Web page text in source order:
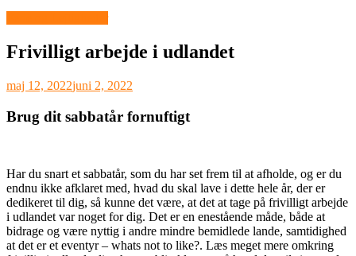
Frivilligt arbejde i udlandet
maj 12, 2022juni 2, 2022
Brug dit sabbatår fornuftigt
Har du snart et sabbatår, som du har set frem til at afholde, og er du
endnu ikke afklaret med, hvad du skal lave i dette hele år, der er
dedikeret til dig, så kunne det være, at det at tage på frivilligt arbejde
i udlandet var noget for dig. Det er en enestående måde, både at
bidrage og være nyttig i andre mindre bemidlede lande, samtidighed
at det er et eventyr – whats not to like?. Læs meget mere omkring